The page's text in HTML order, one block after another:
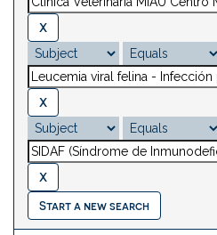
Start a new search